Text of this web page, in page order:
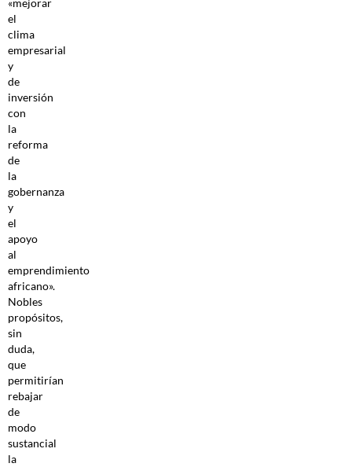
«mejorar
el
clima
empresarial
y
de
inversión
con
la
reforma
de
la
gobernanza
y
el
apoyo
al
emprendimiento
africano».
Nobles
propósitos,
sin
duda,
que
permitirían
rebajar
de
modo
sustancial
la